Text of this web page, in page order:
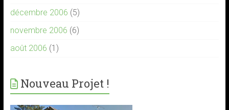
décembre 2006 (5)
novembre 2006 (6)
août 2006 (1)
Nouveau Projet !